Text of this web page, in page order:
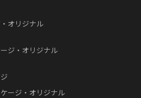
オリジナル
ジ・オリジナル
ージ・オリジナル